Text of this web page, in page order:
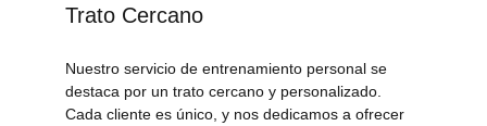
Trato Cercano
Nuestro servicio de entrenamiento personal se
destaca por un trato cercano y personalizado.
Cada cliente es único, y nos dedicamos a ofrecer